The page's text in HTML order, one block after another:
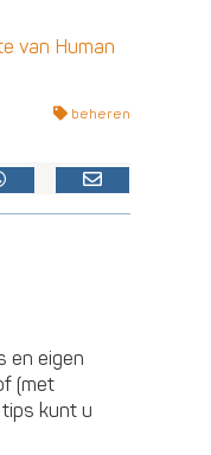
van Human
beheren
en eigen
(met
kunt u